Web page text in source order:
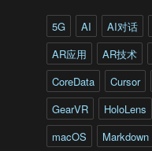
5G AI AI对话
AR应用
AR技术
CoreData
Cursor
GearVR
HoloLens
macOS
Markdown